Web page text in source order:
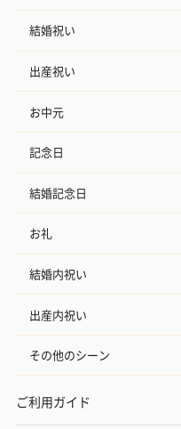
おつまみ・その他
お酒にぴったりのおつまみ
す。
いぶりがっことチーズ
のオイル漬（981円）
ご
ン
結婚祝い
出産祝い
お中元
記念日
結婚記念日
お礼
結婚内祝い
出産内祝い
その他のシーン
ご利用ガイド